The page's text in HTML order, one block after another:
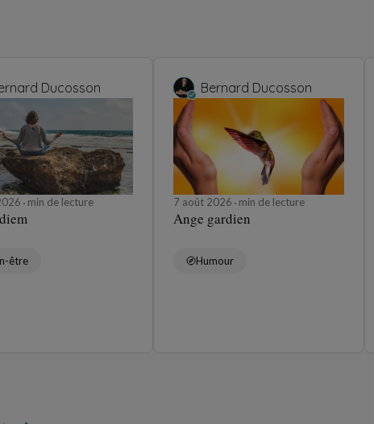
Ducosson
min de lecture
être
Bernard Ducosson
7 août 2026 min de lecture
Ange gardien
Humour